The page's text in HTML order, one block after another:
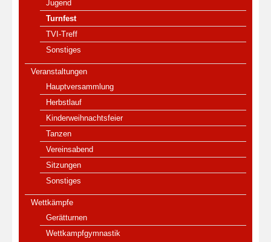
Jugend
Turnfest
TVI-Treff
Sonstiges
Veranstaltungen
Hauptversammlung
Herbstlauf
Kinderweihnachtsfeier
Tanzen
Vereinsabend
Sitzungen
Sonstiges
Wettkämpfe
Gerätturnen
Wettkampfgymnastik